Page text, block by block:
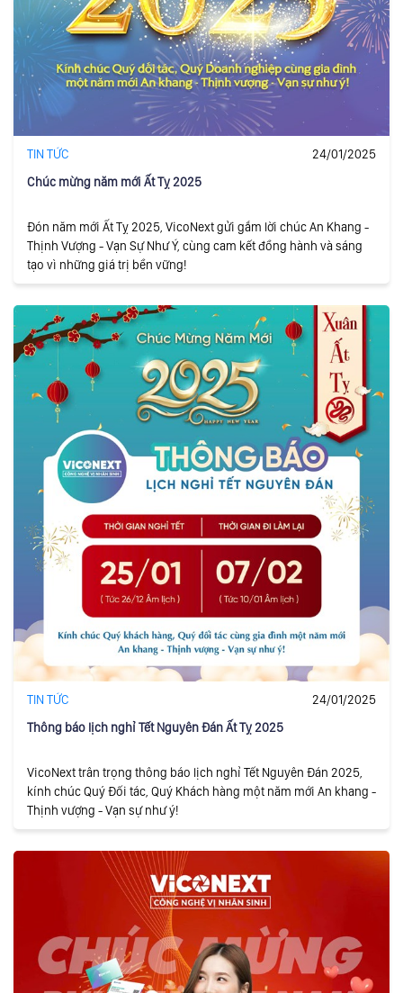
TIN TỨC
24/01/2025
Chúc mừng năm mới Ất Tỵ 2025
Đón năm mới Ất Tỵ 2025, VicoNext gửi gắm lời chúc An Khang -
Thịnh Vượng - Vạn Sự Như Ý, cùng cam kết đồng hành và sáng
tạo vì những giá trị bền vững!
TIN TỨC
24/01/2025
Thông báo lịch nghỉ Tết Nguyên Đán Ất Tỵ 2025
VicoNext trân trọng thông báo lịch nghỉ Tết Nguyên Đán 2025,
kính chúc Quý Đối tác, Quý Khách hàng một năm mới An khang -
Thịnh vượng - Vạn sự như ý!